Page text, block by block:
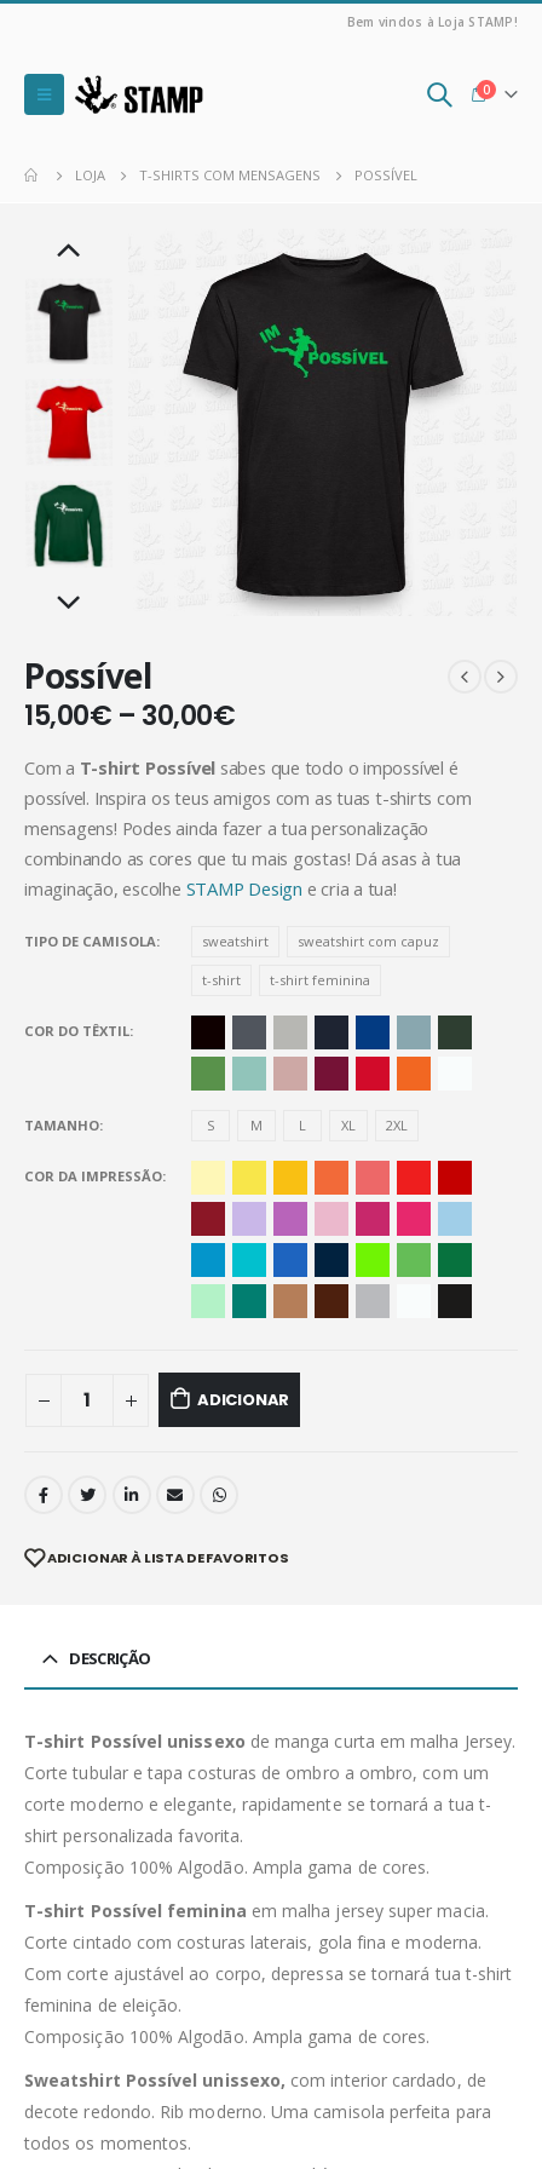
Bem vindos à Loja STAMP!
0
LOJA T-SHIRTS COM MENSAGENS POSSÍVEL
Possível
15,00€ – 30,00€
Com a T-shirt Possível sabes que todo o impossível é
possível. Inspira os teus amigos com as tuas t-shirts com
mensagens! Podes ainda fazer a tua personalização
combinando as cores que tu mais gostas! Dá asas à tua
imaginação, escolhe STAMP Design e cria a tua!
TIPO DE CAMISOLA sweatshirt sweatshirt com capuz
t-shirt t-shirt feminina
COR DO TÊXTIL
TAMANHO S M L XL 2XL
COR DA IMPRESSÃO
ADICIONAR
ADICIONAR À LISTA DE FAVORITOS
DESCRIÇÃO
T-shirt Possível unissexo de manga curta em malha Jersey.
Corte tubular e tapa costuras de ombro a ombro, com um
corte moderno e elegante, rapidamente se tornará a tua t-
shirt personalizada favorita.
Composição 100% Algodão. Ampla gama de cores.
T-shirt Possível feminina em malha jersey super macia.
Corte cintado com costuras laterais, gola fina e moderna.
Com corte ajustável ao corpo, depressa se tornará tua t-shirt
feminina de eleição.
Composição 100% Algodão. Ampla gama de cores.
Sweatshirt Possível unissexo, com interior cardado, de
decote redondo. Rib moderno. Uma camisola perfeita para
todos os momentos.